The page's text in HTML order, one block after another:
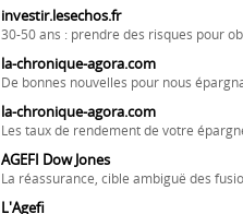
investir.lesechos.fr
30-50 ans : prendre des risques pour
la-chronique-agora.com
De bonnes nouvelles pour nous
la-chronique-agora.com
Les taux de rendement de votre
AGEFI Dow Jones
La réassurance, cible ambiguë des
L'Agefi